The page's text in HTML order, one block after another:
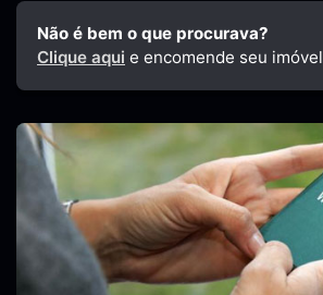
Não é bem o que procurava?
Clique aqui e encomende seu imóvel